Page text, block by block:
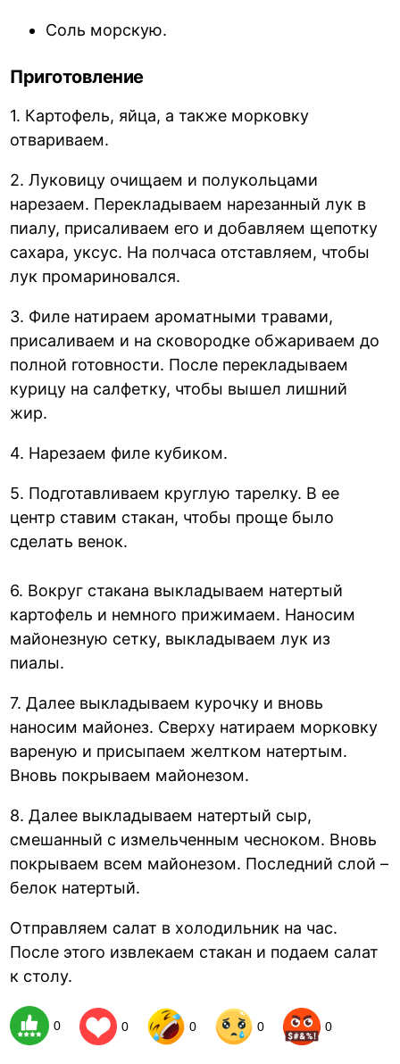
Соль морскую.
Приготовление
1. Картофель, яйца, а также морковку
отвариваем.
2. Луковицу очищаем и полукольцами
нарезаем. Перекладываем нарезанный лук в
пиалу, присаливаем его и добавляем щепотку
сахара, уксус. На полчаса отставляем, чтобы
лук промариновался.
3. Филе натираем ароматными травами,
присаливаем и на сковородке обжариваем до
полной готовности. После перекладываем
курицу на салфетку, чтобы вышел лишний
жир.
4. Нарезаем филе кубиком.
5. Подготавливаем круглую тарелку. В ее
центр ставим стакан, чтобы проще было
сделать венок.
6. Вокруг стакана выкладываем натертый
картофель и немного прижимаем. Наносим
майонезную сетку, выкладываем лук из
пиалы.
7. Далее выкладываем курочку и вновь
наносим майонез. Сверху натираем морковку
вареную и присыпаем желтком натертым.
Вновь покрываем майонезом.
8. Далее выкладываем натертый сыр,
смешанный с измельченным чесноком. Вновь
покрываем всем майонезом. Последний слой –
белок натертый.
Отправляем салат в холодильник на час.
После этого извлекаем стакан и подаем салат
к столу.
0 0 0 0 0